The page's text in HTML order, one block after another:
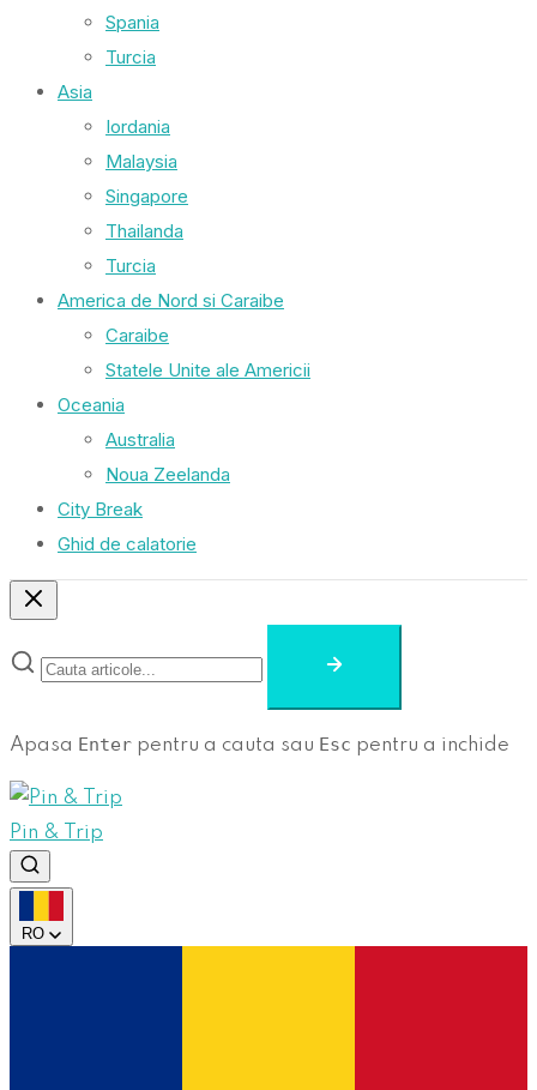
Spania
Turcia
Asia
Iordania
Malaysia
Singapore
Thailanda
Turcia
America de Nord si Caraibe
Caraibe
Statele Unite ale Americii
Oceania
Australia
Noua Zeelanda
City Break
Ghid de calatorie
Apasa Enter pentru a cauta sau Esc pentru a inchide
Pin & Trip
RO